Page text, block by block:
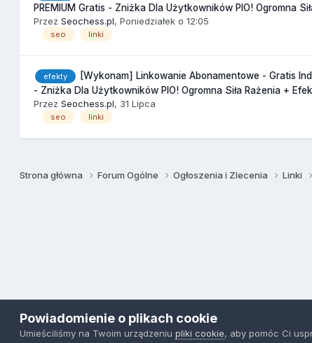
PREMIUM Gratis - Zniżka Dla Użytkowników PIO! Ogromna
PrzezSeochess.pl,Poniedziałek o 12:05
seo linki
efekty
[Wykonam] Linkowanie Abonamentowe - Gratis
- Zniżka Dla Użytkowników PIO! Ogromna Siła Rażenia +
PrzezSeochess.pl, 31 Lipca
seo linki
Strona główna Forum Ogólne Ogłoszenia i Zlecenia Linki
Powiadomienie o plikach cookie
Umieściliśmy na Twoim urządzeniupliki cookie, aby pomóc Ci